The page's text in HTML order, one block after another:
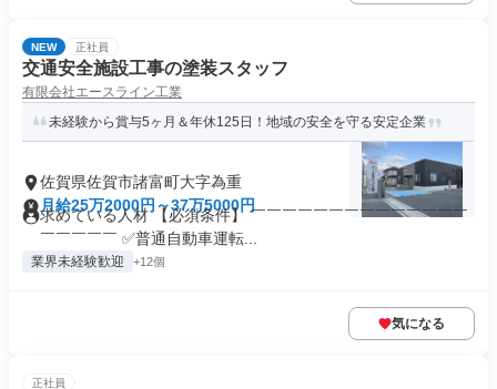
NEW 正社員
交通安全施設工事の塗装スタッフ
有限会社エースライン工業
未経験から賞与5ヶ月＆年休125日！地域の安全を守る安定企業
佐賀県佐賀市諸富町大字為重
月給25万2000円～37万5000円
求めている人材 【必須条件】 ￣￣￣￣￣￣￣￣￣￣￣￣￣￣
￣￣￣￣￣ ✅普通自動車運転...
業界未経験歓迎 +12個
気になる
正社員